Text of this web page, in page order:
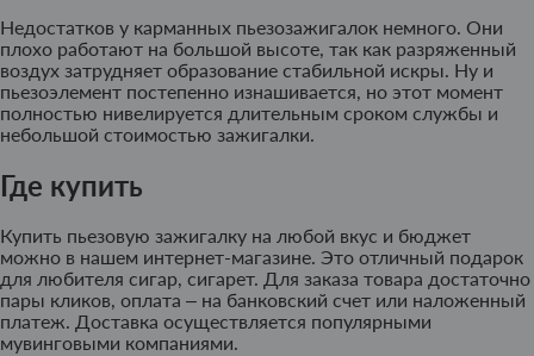
Недостатков у карманных пьезозажигалок немного. Они
плохо работают на большой высоте, так как разряженный
воздух затрудняет образование стабильной искры. Ну и
пьезоэлемент постепенно изнашивается, но этот момент
полностью нивелируется длительным сроком службы и
небольшой стоимостью зажигалки.
Где купить
Купить пьезовую зажигалку на любой вкус и бюджет
можно в нашем интернет-магазине. Это отличный подарок
для любителя сигар, сигарет. Для заказа товара достаточно
пары кликов, оплата – на банковский счет или наложенный
платеж. Доставка осуществляется популярными
мувинговыми компаниями.